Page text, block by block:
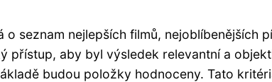
seznam nejlepších filmů, nejoblíbenějších
přístup, aby byl výsledek relevantní a
budou položky hodnoceny. Tato